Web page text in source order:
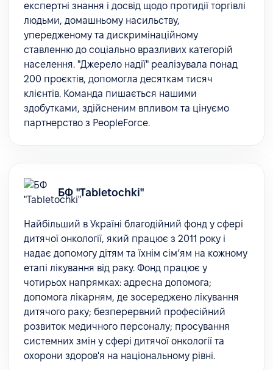
експертні знання і досвід щодо протидії торгівлі
людьми, домашньому насильству,
упередженому та дискримінаційному
ставленню до соціально вразливих категорій
населення. "Джерело надії" реалізувала понад
200 проєктів, допомогла десяткам тисяч
клієнтів. Команда пишається нашими
здобутками, здійсненим впливом та цінуємо
партнерство з PeopleForce.
БФ "Tabletochki"
Найбільший в Україні благодійний фонд у сфері
дитячої онкології, який працює з 2011 року і
надає допомогу дітям та їхнім сім’ям на кожному
етапі лікування від раку. Фонд працює у
чотирьох напрямках: адресна допомога;
допомога лікарням, де зосереджено лікування
дитячого раку; безперервний професійний
розвиток медичного персоналу; просування
системних змін у сфері дитячої онкології та
охорони здоров'я на національному рівні.